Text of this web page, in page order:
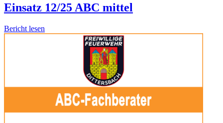
Einsatz 12/25 ABC mittel
Bericht lesen